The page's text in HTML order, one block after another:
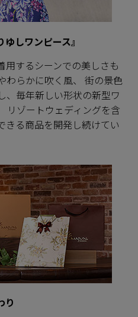
しワンピース』
用するシーンでの美しさも
わらかに吹く風、 街の景色
、毎年新しい形状の新型ワ
リゾートウェディングを含
きる商品を開発し続けてい
り